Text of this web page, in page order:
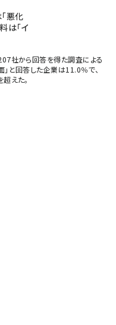
悪化
は「イ
社から回答を得た調査による
」と回答した企業は11.0％で、
えた。